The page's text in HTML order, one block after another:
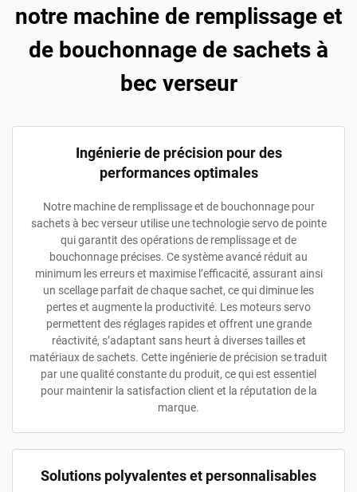
notre machine de remplissage et
de bouchonnage de sachets à
bec verseur
Ingénierie de précision pour des
performances optimales
Notre machine de remplissage et de bouchonnage pour
sachets à bec verseur utilise une technologie servo de pointe
qui garantit des opérations de remplissage et de
bouchonnage précises. Ce système avancé réduit au
minimum les erreurs et maximise l’efficacité, assurant ainsi
un scellage parfait de chaque sachet, ce qui diminue les
pertes et augmente la productivité. Les moteurs servo
permettent des réglages rapides et offrent une grande
réactivité, s’adaptant sans heurt à diverses tailles et
matériaux de sachets. Cette ingénierie de précision se traduit
par une qualité constante du produit, ce qui est essentiel
pour maintenir la satisfaction client et la réputation de la
marque.
Solutions polyvalentes et personnalisables